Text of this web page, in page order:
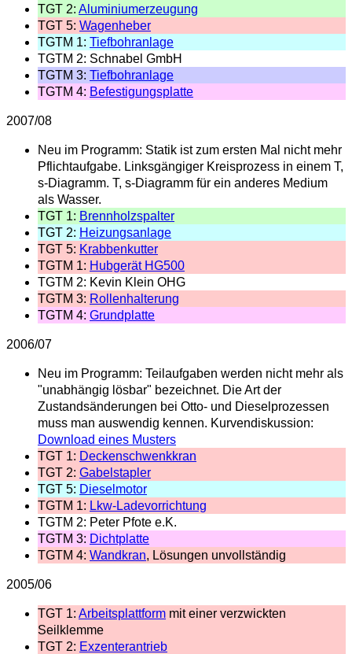
TGT 2: Aluminiumerzeugung
TGT 5: Wagenheber
TGTM 1: Tiefbohranlage
TGTM 2: Schnabel GmbH
TGTM 3: Tiefbohranlage
TGTM 4: Befestigungsplatte
2007/08
Neu im Programm: Statik ist zum ersten Mal nicht mehr
Pflichtaufgabe. Linksgängiger Kreisprozess in einem T,
s-Diagramm. T, s-Diagramm für ein anderes Medium
als Wasser.
TGT 1: Brennholzspalter
TGT 2: Heizungsanlage
TGT 5: Krabbenkutter
TGTM 1: Hubgerät HG500
TGTM 2: Kevin Klein OHG
TGTM 3: Rollenhalterung
TGTM 4: Grundplatte
2006/07
Neu im Programm: Teilaufgaben werden nicht mehr als
"unabhängig lösbar" bezeichnet. Die Art der
Zustandsänderungen bei Otto- und Dieselprozessen
muss man auswendig kennen. Kurvendiskussion:
Download eines Musters
TGT 1: Deckenschwenkkran
TGT 2: Gabelstapler
TGT 5: Dieselmotor
TGTM 1: Lkw-Ladevorrichtung
TGTM 2: Peter Pfote e.K.
TGTM 3: Dichtplatte
TGTM 4: Wandkran, Lösungen unvollständig
2005/06
TGT 1: Arbeitsplattform mit einer verzwickten
Seilklemme
TGT 2: Exzenterantrieb